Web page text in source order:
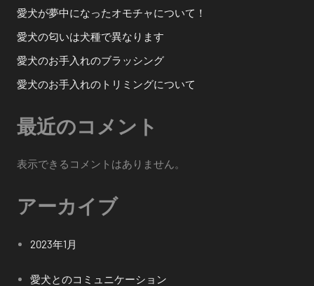
り
愛犬が夢中になったオモチャについて！
愛犬の匂いは犬種で異なります
愛犬のお手入れのブラッシング
愛犬のお手入れのトリミングについて
最近のコメント
表示できるコメントはありません。
アーカイブ
2023年1月
愛犬とのコミュニケーション